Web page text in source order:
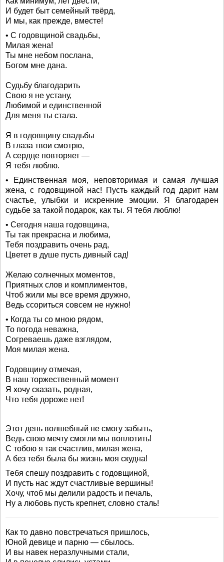
И будет быт семейный твёрд,
И мы, как прежде, вместе!
• С годовщиной свадьбы,
Милая жена!
Ты мне небом послана,
Богом мне дана.
Судьбу благодарить
Свою я не устану,
Любимой и единственной
Для меня ты стала.
Я в годовщину свадьбы
В глаза твои смотрю,
А сердце повторяет —
Я тебя люблю.
• Единственная моя, неповторимая и самая лучшая
жена, с годовщиной нас! Пусть каждый год дарит нам
счастье, улыбки и искренние эмоции. Я благодарен
судьбе за такой подарок, как ты. Я тебя люблю!
• Сегодня наша годовщина,
Ты так прекрасна и любима,
Тебя поздравить очень рад,
Цветет в душе пусть дивный сад!
Желаю солнечных моментов,
Приятных слов и комплиментов,
Чтоб жили мы все время дружно,
Ведь ссориться совсем не нужно!
• Когда ты со мною рядом,
То погода неважна,
Согреваешь даже взглядом,
Моя милая жена.
Годовщину отмечая,
В наш торжественный момент
Я хочу сказать, родная,
Что тебя дороже нет!
Этот день волшебный не смогу забыть,
Ведь свою мечту смогли мы воплотить!
С тобою я так счастлив, милая жена,
А без тебя была бы жизнь моя скудна!
Тебя спешу поздравить с годовщиной,
И пусть нас ждут счастливые вершины!
Хочу, чтоб мы делили радость и печаль,
Ну а любовь пусть крепнет, словно сталь!
Как то давно повстречаться пришлось,
Юной девице и парню — сбылось.
И вы навек неразлучными стали,